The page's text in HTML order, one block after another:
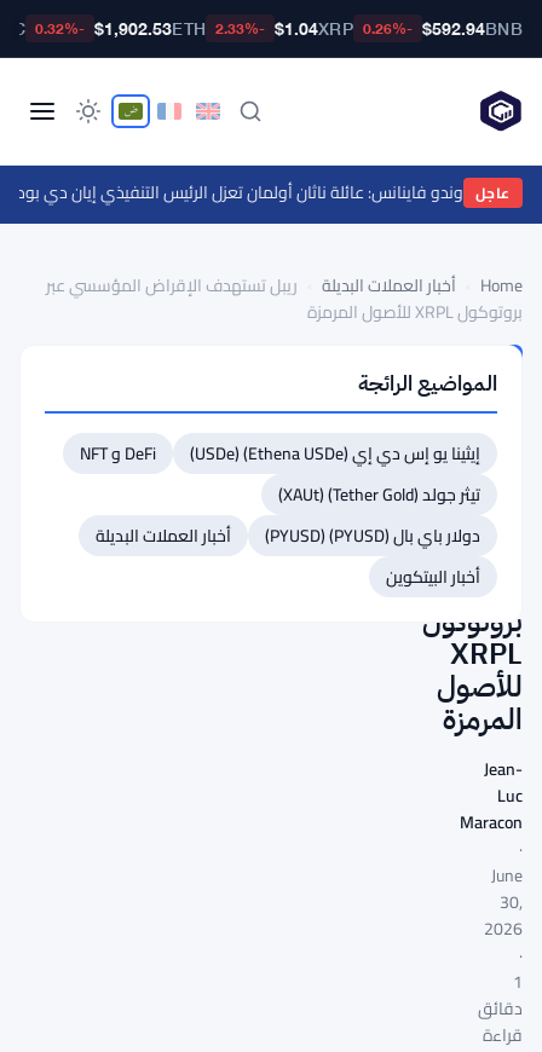
BNB
$592.94
-0.26%
XRP
$1.04
-2.33%
ETH
$1,902.53
-0.32%
عاجل
في أوندو فاينانس: عائلة ناثان أولمان تعزل الرئيس التنفيذي إيان دي بود في 24
Home أخبار العملات البديلة
ريبل تستهدف الإقراض المؤسسي عبر
بروتوكول XRPL للأصول المرمزة
العملات
البديلة
ريبل
تستهدف
الإقراض
المؤسسي
بروتوكول
XRPL
للأصول
المرمزة
Jean-
Luc
Maracon
·
June
30,
2026
·
1
دقائق
قراءة
المواضيع الرائجة
إيثينا يو إس دي إي (Ethena USDe) (USDe)
DeFi و NFT
تيثر جولد (Tether Gold) (XAUt)
دولار باي بال (PYUSD) (PYUSD)
أخبار العملات البديلة
أخبار البيتكوين